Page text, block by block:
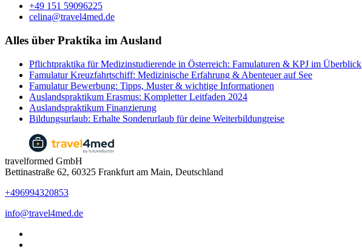
+49 151 59096225
celina@travel4med.de
Alles über Praktika im Ausland
Pflichtpraktika für Medizinstudierende in Österreich: Famulaturen & KPJ im Überblick
Famulatur Kreuzfahrtschiff: Medizinische Erfahrung & Abenteuer auf See
Famulatur Bewerbung: Tipps, Muster & wichtige Informationen
Auslandspraktikum Erasmus: Kompletter Leitfaden 2024
Auslandspraktikum Finanzierung
Bildungsurlaub: Erhalte Sonderurlaub für deine Weiterbildungreise
travelformed GmbH
Bettinastraße 62, 60325 Frankfurt am Main, Deutschland
+496994320853
info@travel4med.de